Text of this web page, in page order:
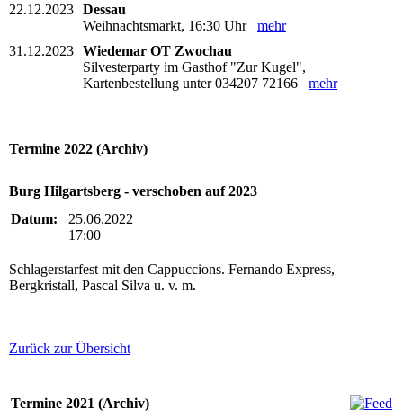
22.12.2023 Dessau
Weihnachtsmarkt, 16:30 Uhr mehr
31.12.2023 Wiedemar OT Zwochau
Silvesterparty im Gasthof "Zur Kugel",
Kartenbestellung unter 034207 72166 mehr
Termine 2022 (Archiv)
Burg Hilgartsberg - verschoben auf 2023
Datum:
25.06.2022
17:00
Schlagerstarfest mit den Cappuccions. Fernando Express,
Bergkristall, Pascal Silva u. v. m.
Zurück zur Übersicht
Termine 2021 (Archiv)